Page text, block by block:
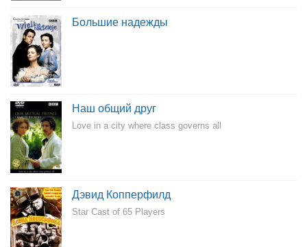
Большие надежды
Наш общий друг
Love in a city where class governs all
Дэвид Копперфилд
Star Cast of 65 Players